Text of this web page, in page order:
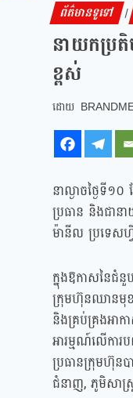
ព័ត៌មានទូទៅ |
នាយកប្រ
ខ្ពស់
នាល្ងាចថ្ងៃទី១
ប្រធាន និងជាន
ម៉ានីល ប្រទេសហ្
ក្នុងឱកាសនៃជំ
ក្រុមហ៊ុនឈានមុខ
និង​​​គ្រប់គ្រងអា
អារម្មណ៍លើការ
ប្រធានក្រុមហ៊ុនប
ជំនាញ, ភូមិសាស្